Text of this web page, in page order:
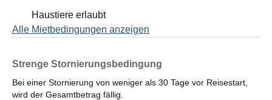
Haustiere erlaubt
Alle Mietbedingungen anzeigen
Strenge Stornierungsbedingung
Bei einer Stornierung von weniger als 30 Tage vor Reisestart,
wird der Gesamtbetrag fällig.